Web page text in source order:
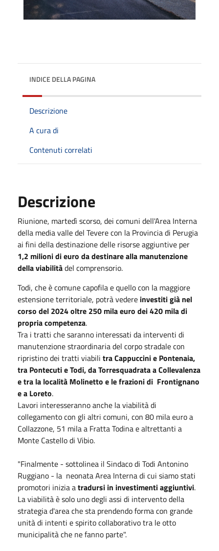
INDICE DELLA PAGINA
Descrizione
A cura di
Contenuti correlati
Descrizione
Riunione, martedì scorso, dei comuni dell'Area Interna
della media valle del Tevere con la Provincia di Perugia
ai fini della destinazione delle risorse aggiuntive per
1,2 milioni di euro da destinare alla manutenzione
della viabilitàdel comprensorio.
Todi, che è comune capofila e quello con la maggiore
estensione territoriale, potrà vedere investiti già nel
corso del 2024 oltre 250 mila euro dei 420 mila di
propria competenza.
Tra i tratti che saranno interessati da interventi di
manutenzione straordinaria del corpo stradale con
ripristino dei tratti viabili tra Cappuccini e Pontenaia,
tra Pontecuti e Todi, da Torresquadrata a Collevalenza
e tra la località Molinetto e le frazioni di Frontignano
e a Loreto.
Lavori interesseranno anche la viabilità di
collegamento con gli altri comuni, con 80 mila euro a
Collazzone, 51 mila a Fratta Todina e altrettanti a
Monte Castello di Vibio.
"Finalmente - sottolinea il Sindaco di Todi Antonino
Ruggiano - la neonata Area Interna di cui siamo stati
promotori inizia atradursi in investimenti aggiuntivi.
La viabilità è solo uno degli assi di intervento della
strategia d'area che sta prendendo forma con grande
unità di intenti e spirito collaborativo tra le otto
municipalità che ne fanno parte".